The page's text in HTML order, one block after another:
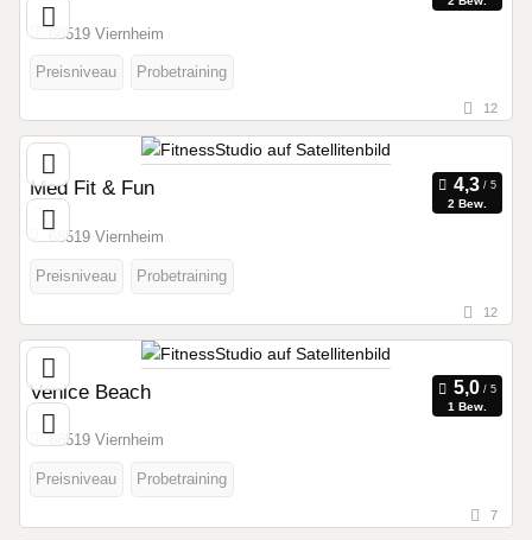
68519 Viernheim
Preisniveau Probetraining
12
Med Fit & Fun
2 Bew.
68519 Viernheim
Preisniveau Probetraining
12
Venice Beach
1 Bew.
68519 Viernheim
Preisniveau Probetraining
7